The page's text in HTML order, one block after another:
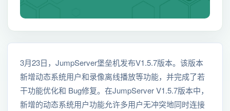
3月23日，JumpServer堡垒机发布V1.5.7版本。该版本
新增动态系统用户和录像离线播放等功能，并完成了若
干功能优化和 Bug修复。在JumpServer V1.5.7版本中，
新增的动态系统用户功能允许多用户无冲突地同时连接